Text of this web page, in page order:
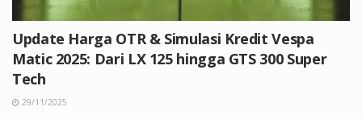
Update Harga OTR & Simulasi Kredit Vespa
Matic 2025: Dari LX 125 hingga GTS 300 Super
Tech
29/11/2025